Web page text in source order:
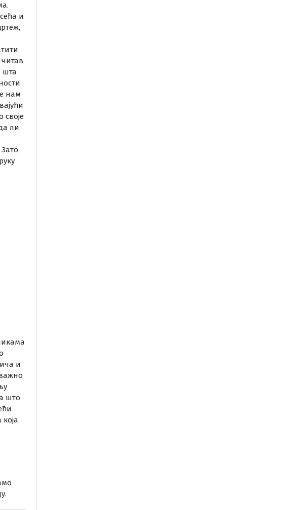
и
шта
нам
ли
и
што